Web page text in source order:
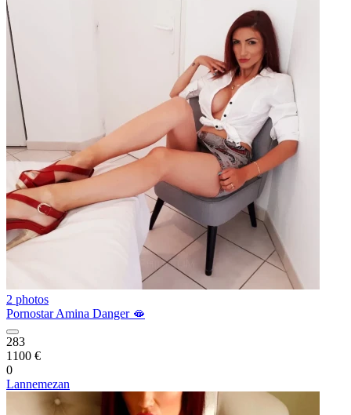
2 photos
Pornostar Amina Danger 🫦
283
1100 €
0
Lannemezan